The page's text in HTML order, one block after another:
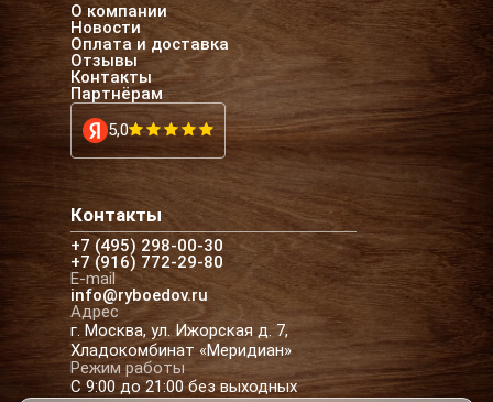
О компании
Новости
Оплата и доставка
Отзывы
Контакты
Партнёрам
5,0
Контакты
+7 (495) 298-00-30
+7 (916) 772-29-80
E-mail
info@ryboedov.ru
Адрес
г. Москва, ул. Ижорская д. 7,
Хладокомбинат «Меридиан»
Режим работы
С 9:00 до 21:00 без выходных